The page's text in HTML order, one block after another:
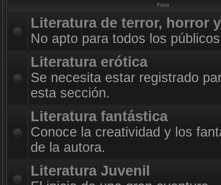
Foro
Literatura de terror, horror
No apto para todos los
Literatura erótica
Se necesita estar registrado
esta sección.
Literatura fantástica
Conoce la creatividad y los
de la autora.
Literatura Juvenil